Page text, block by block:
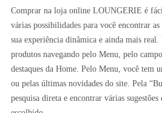
Comprar na loja online LOUNGERIE é
várias possibilidades para você encontrar
sua experiência dinâmica e ainda mais real.
produtos navegando pelo Menu, pelo
destaques da Home. Pelo Menu, você tem
ou pelas últimas novidades do site. Pela
pesquisa direta e encontrar várias